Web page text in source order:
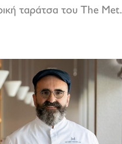
ταράτσα του The Met.